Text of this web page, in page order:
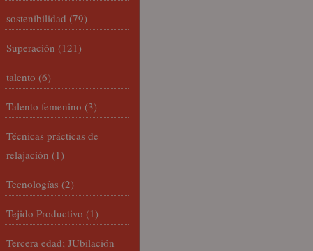
sostenibilidad (79)
Superación (121)
talento (6)
Talento femenino (3)
Técnicas prácticas de
relajación (1)
Tecnologías (2)
Tejido Productivo (1)
Tercera edad; JUbilación